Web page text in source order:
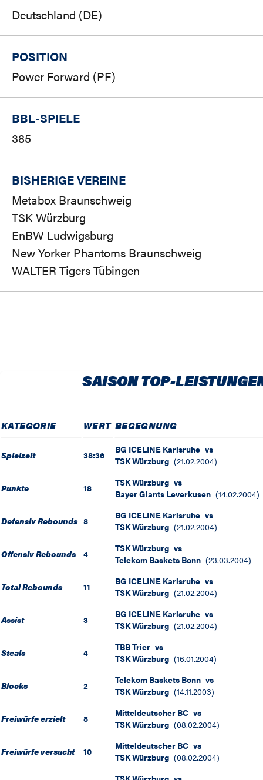
Deutschland (DE)
POSITION
Power Forward (PF)
BBL-SPIELE
385
BISHERIGE VEREINE
Metabox Braunschweig
TSK Würzburg
EnBW Ludwigsburg
New Yorker Phantoms Braunschweig
WALTER Tigers Tübingen
SAISON TOP-
KATEGORIE WERT BEGEGNUNG
Spielzeit 38:36 BG ICELINE Karlsruhe vs
TSK Würzburg (21.02.2004)
Punkte 18 TSK Würzburg vs
Bayer Giants Leverkusen (14.02.2004)
Defensiv Rebounds 8 BG ICELINE Karlsruhe vs
TSK Würzburg (21.02.2004)
Offensiv Rebounds 4 TSK Würzburg vs
Telekom Baskets Bonn (23.03.2004)
Total Rebounds 11 BG ICELINE Karlsruhe vs
TSK Würzburg (21.02.2004)
Assist 3 BG ICELINE Karlsruhe vs
TSK Würzburg (21.02.2004)
Steals 4 TBB Trier vs
TSK Würzburg (16.01.2004)
Blocks 2 Telekom Baskets Bonn vs
TSK Würzburg (14.11.2003)
Freiwürfe erzielt 8 Mitteldeutscher BC vs
TSK Würzburg (08.02.2004)
Freiwürfe versucht 10 Mitteldeutscher BC vs
TSK Würzburg (08.02.2004)